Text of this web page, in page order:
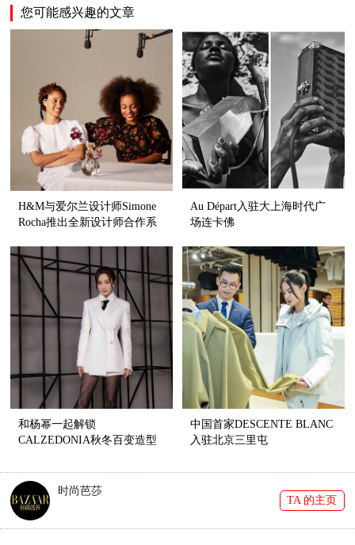
您可能感兴趣的文章
H&M与爱尔兰设计师Simone
Rocha推出全新设计师合作系
Au Départ入驻大上海时代广
场连卡佛
和杨幂一起解锁
CALZEDONIA秋冬百变造型
中国首家DESCENTE BLANC
入驻北京三里屯
时尚芭莎
TA 的主页